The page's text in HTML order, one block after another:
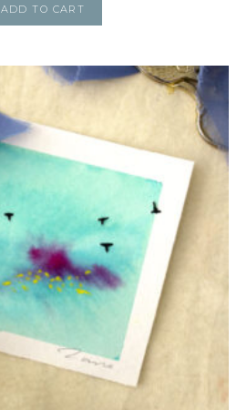
ADD TO CART